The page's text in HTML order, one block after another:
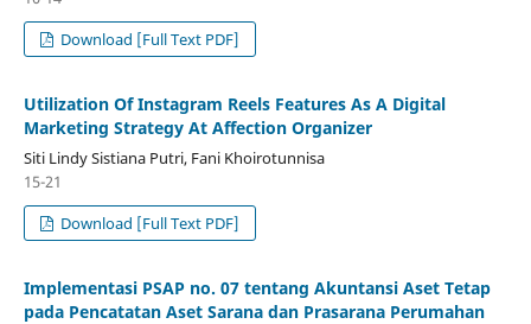
Download [Full Text PDF]
Utilization Of Instagram Reels Features As A Digital
Marketing Strategy At Affection Organizer
Siti Lindy Sistiana Putri, Fani Khoirotunnisa
15-21
Download [Full Text PDF]
Implementasi PSAP no. 07 tentang Akuntansi Aset Tetap
pada Pencatatan Aset Sarana dan Prasarana Perumahan